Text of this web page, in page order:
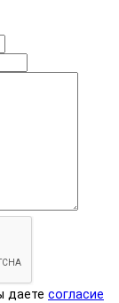
даете согласие